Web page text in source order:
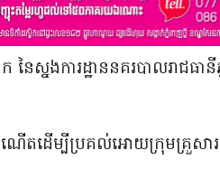
ស្នងការដ្ឋាននគរបាលរាជធានី
តដេីម្បីប្រគល់អោយក្រុមគ្រួសា